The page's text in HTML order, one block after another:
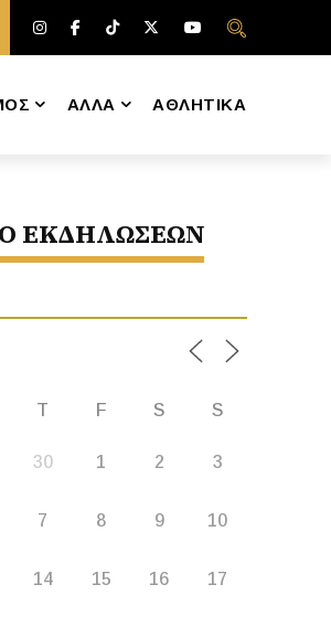
ΑΛΛΑ ΑΘΛΗΤΙΚΑ
ΕΚΔΗΛΩΣΕΩΝ
T F S S
30 1 2 3
7 8 9 10
14 15 16 17